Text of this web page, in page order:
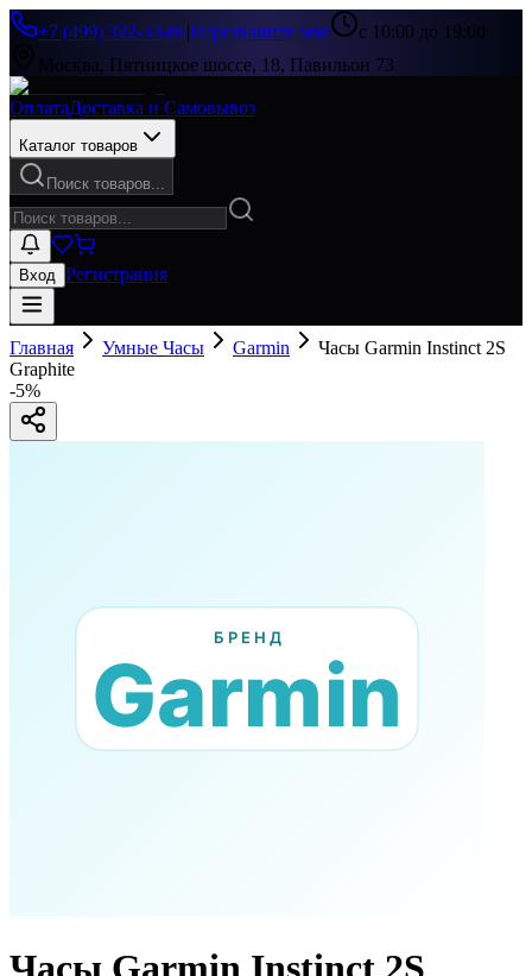
+7 (499) 322-33-86|Перезвоните мне
с 10:00 до 19:00
Москва, Пятницкое шоссе, 18, Павильон 73
ОплатаДоставка и Самовывоз
Каталог товаров
Поиск товаров...
Вход Регистрация
Главная Умные Часы Garmin
Часы Garmin Instinct 2S
Graphite
-5%